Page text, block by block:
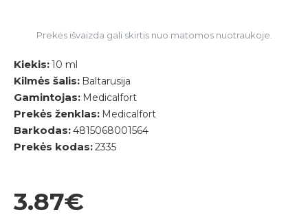
Prekės išvaizda gali skirtis nuo matomos nuotraukoje.
Kiekis:10 ml
Kilmės šalis: Baltarusija
Gamintojas: Medicalfort
Prekės ženklas: Medicalfort
Barkodas:4815068001564
Prekės kodas:2335
3.87€